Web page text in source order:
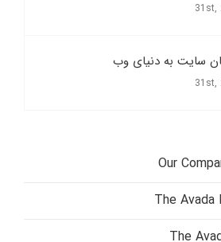
سایت به دنیای وب
Our
The Avada
The